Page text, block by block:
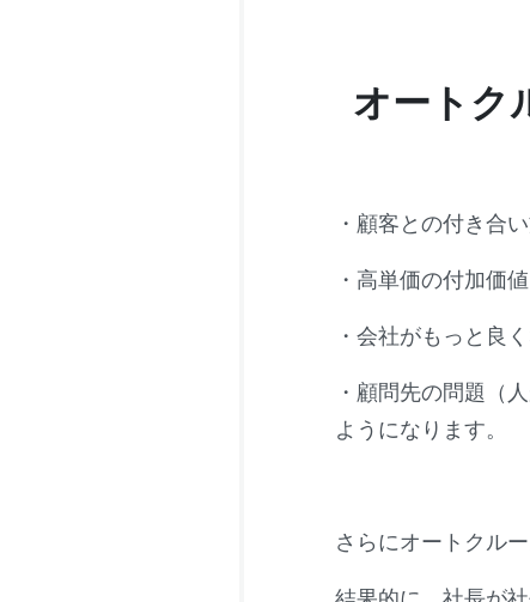
オートク
・顧客との付き合
・高単価の付加価
・会社がもっと良
・顧問先の問題（
ようになります。
さらにオートクル